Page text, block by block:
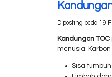
Diposting pada 19
Kandungan
manusia.
Sisa